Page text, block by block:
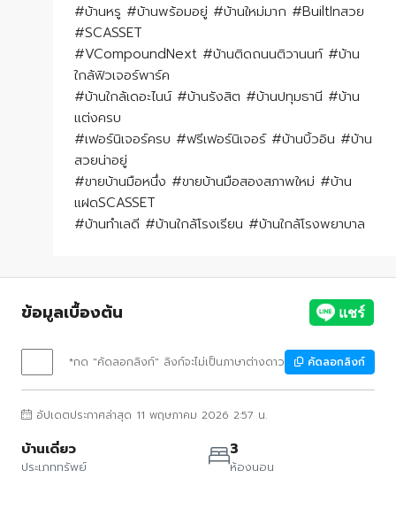
#บ้านหรู #บ้านพร้อมอยู่ #บ้านใหม่มาก #BuiltInสวย
#SCASSET
#VCompoundNext #บ้านติดถนนติวานนท์ #บ้าน
ใกล้ฟิวเจอร์พาร์ค
#บ้านใกล้เดอะไนน์ #บ้านรังสิต #บ้านปทุมธานี #บ้าน
แต่งครบ
#เฟอร์นิเจอร์ครบ #ฟรีเฟอร์นิเจอร์ #บ้านบิ้วอิน #บ้าน
สวยน่าอยู่
#ขายบ้านมือหนึ่ง #ขายบ้านมือสองสภาพใหม่ #บ้าน
แฝดSCASSET
#บ้านทำเลดี #บ้านใกล้โรงเรียน #บ้านใกล้โรงพยาบาล
ข้อมูลเบื้องต้น
*กด "คัดลอกลิงก์" ลิงก์จะไม่เป็นภาษาต่างดาว คัดลอกลิงก์
อัปเดตประกาศล่าสุด 11 พฤษภาคม 2026 2:57 น.
บ้านเดี่ยว
ประเภททรัพย์
3
ห้องนอน